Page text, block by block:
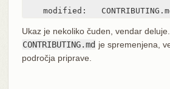
modified:
Ukaz je nekoliko čuden, vendar
CONTRIBUTING.md je spremenjena,
področja priprave.